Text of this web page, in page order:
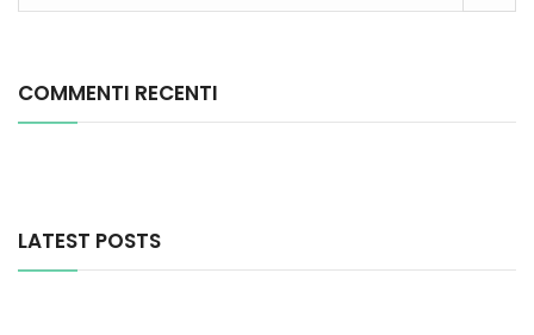
COMMENTI RECENTI
LATEST POSTS